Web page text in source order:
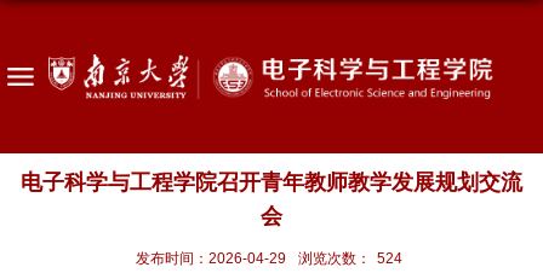
电子科学与工程学院召开青年教师教学发展规划交流
会
发布时间：2026-04-29 浏览次数： 524